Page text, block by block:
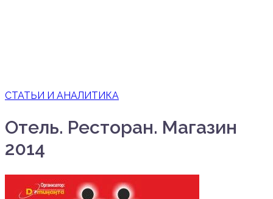
СТАТЬИ И АНАЛИТИКА
Отель. Ресторан. Магазин
2014